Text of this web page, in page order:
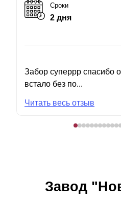
Сроки
2 дня
Забор суперрр спасибо
встало без по...
Читать весь отзыв
Завод